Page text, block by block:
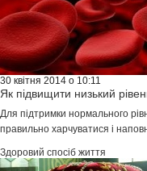
30 квітня 2014 о 10:11
Як підвищити низький
Для підтримки нормального
правильно харчуватися і
Здоровий спосіб життя